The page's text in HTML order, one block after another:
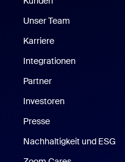
Unser Team
Karriere
Integrationen
Partner
Investoren
Presse
Nachhaltigkeit und ESG